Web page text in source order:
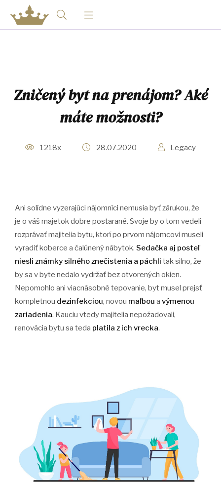
Zničený byt na prenájom? Aké
máte možnosti?
1218x 28.07.2020 Legacy
Ani solídne vyzerajúci nájomníci nemusia byť zárukou, že
je o váš majetok dobre postarané. Svoje by o tom vedeli
rozprávať majitelia bytu, ktorí po prvom nájomcovi museli
vyradiť koberce a čalúnený nábytok. Sedačka aj posteľ
niesli známky silného znečistenia a páchli tak silno, že
by sa v byte nedalo vydržať bez otvorených okien.
Nepomohlo ani viacnásobné tepovanie, byt musel prejsť
kompletnou dezinfekciou, novou maľbou a výmenou
zariadenia. Kauciu vtedy majitelia nepožadovali,
renovácia bytu sa teda platila z ich vrecka.